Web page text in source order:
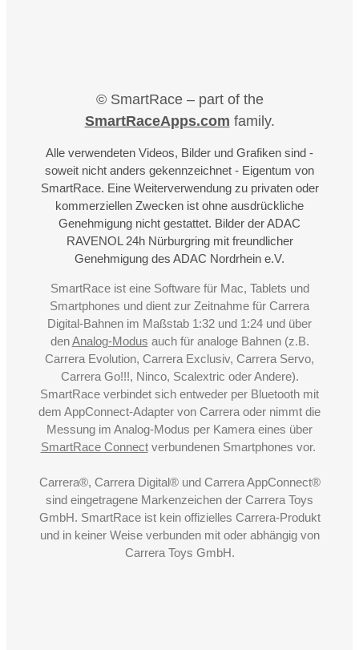
© SmartRace – part of the
SmartRaceApps.com family.
Alle verwendeten Videos, Bilder und Grafiken sind -
soweit nicht anders gekennzeichnet - Eigentum von
SmartRace. Eine Weiterverwendung zu privaten oder
kommerziellen Zwecken ist ohne ausdrückliche
Genehmigung nicht gestattet. Bilder der ADAC
RAVENOL 24h Nürburgring mit freundlicher
Genehmigung des ADAC Nordrhein e.V.
SmartRace ist eine Software für Mac, Tablets und
Smartphones und dient zur Zeitnahme für Carrera
Digital-Bahnen im Maßstab 1:32 und 1:24 und über
denAnalog-Modus auch für analoge Bahnen (z.B.
Carrera Evolution, Carrera Exclusiv, Carrera Servo,
Carrera Go!!!, Ninco, Scalextric oder Andere).
SmartRace verbindet sich entweder per Bluetooth mit
dem AppConnect-Adapter von Carrera oder nimmt die
Messung im Analog-Modus per Kamera eines über
SmartRace Connectverbundenen Smartphones vor.
Carrera®, Carrera Digital® und Carrera AppConnect®
sind eingetragene Markenzeichen der Carrera Toys
GmbH. SmartRace ist kein offizielles Carrera-Produkt
und in keiner Weise verbunden mit oder abhängig von
Carrera Toys GmbH.